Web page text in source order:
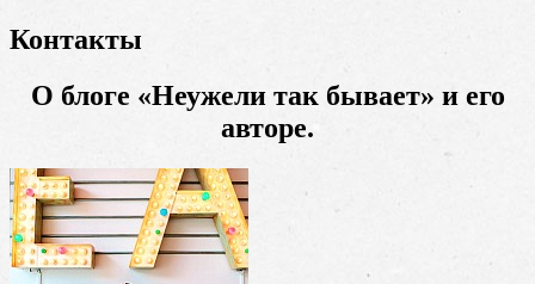
Контакты
О блоге «Неужели так бывает» и его
авторе.